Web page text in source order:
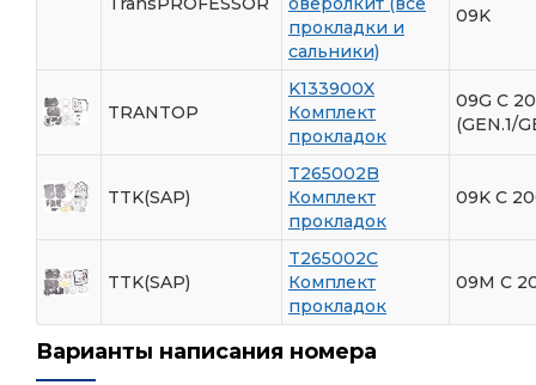
прокладки и
сальники)
09K
TRANTOP
K133900X
Комплект
прокладок
09G С
(GEN.1/
TTK(SAP)
T265002B
Комплект
прокладок
09K С
TTK(SAP)
T265002C
Комплект
прокладок
09M С
Варианты написания номера